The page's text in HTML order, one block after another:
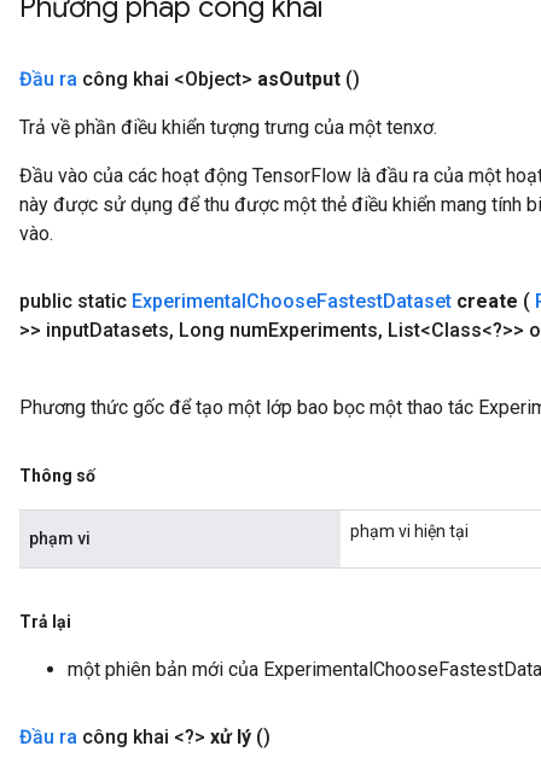
Phương pháp công khai
Đầu ra công khai <Object> asOutput ()
Trả về phần điều khiển tượng trưng của một tenxơ.
Đầu vào của các hoạt động TensorFlow là đầu ra của một
này được sử dụng để thu được một thẻ điều khiển mang tính
vào.
public static ExperimentalChooseFastestDataset create (
>> inputDatasets, Long numExperiments, List<Class<?>>
Phương thức gốc để tạo một lớp bao bọc một thao tác
Thông số
phạm vi phạm vi hiện tại
Trả lại
một phiên bản mới của
Đầu ra công khai <?> xử lý ()